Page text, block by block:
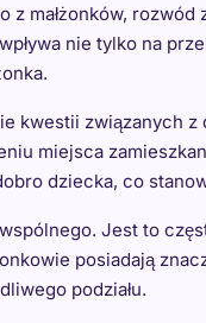
małżonków, rozwód
nie tylko na
kwestii związanych z
miejsca
dziecka, co
Jest to
posiadają
podziału.